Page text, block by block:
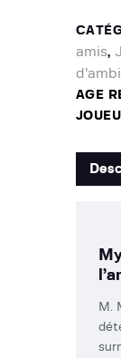
amis,
AGE
M.